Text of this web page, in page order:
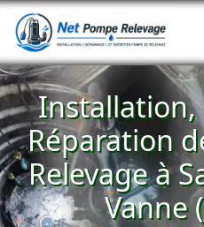
Réparation
Relevage à
Vanne